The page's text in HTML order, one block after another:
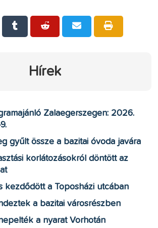
Hírek
Zalaegerszegen: 2026.
gyűlt össze a bazitai óvoda javára
korlátozásokról döntött az
kezdődött a Toposházi utcában
a bazitai városrészben
a nyarat Vorhotán